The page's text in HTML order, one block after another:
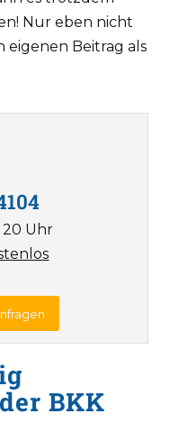
Nur eben nicht
eigenen Beitrag als
20 Uhr
BKK